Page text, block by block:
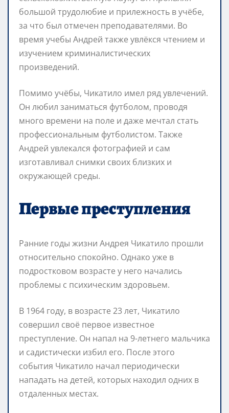
большой трудолюбие и прилежность в учёбе,
за что был отмечен преподавателями. Во
время учебы Андрей также увлёкся чтением и
изучением криминалистических
произведений.
Помимо учёбы, Чикатило имел ряд увлечений.
Он любил заниматься футболом, проводя
много времени на поле и даже мечтал стать
профессиональным футболистом. Также
Андрей увлекался фотографией и сам
изготавливал снимки своих близких и
окружающей среды.
Первые преступления
Ранние годы жизни Андрея Чикатило прошли
относительно спокойно. Однако уже в
подростковом возрасте у него начались
проблемы с психическим здоровьем.
В 1964 году, в возрасте 23 лет, Чикатило
совершил своё первое известное
преступление. Он напал на 9-летнего мальчика
и садистически избил его. После этого
события Чикатило начал периодически
нападать на детей, которых находил одних в
отдаленных местах.